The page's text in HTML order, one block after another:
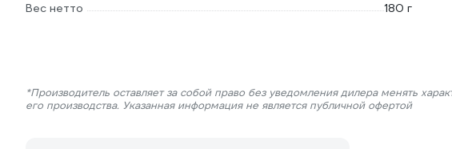
Вес нетто
180 г
*Производитель оставляет за собой право без уведомления дилера менять
его производства. Указанная информация не является публичной офертой